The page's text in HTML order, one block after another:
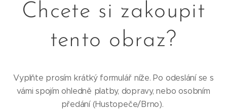
Chcete si zakoupit
tento obraz?
Vyplňte prosím krátký formulář níže. Po odeslání se s
vámi spojím ohledně platby, dopravy, nebo osobním
předání (Hustopeče/Brno).